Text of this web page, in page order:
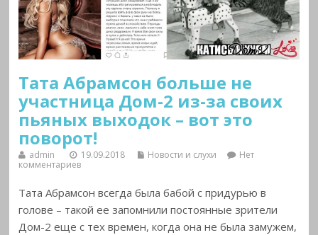
Тата Абрамсон больше не
участница Дом-2 из-за своих
пьяных выходок – вот это
поворот!
admin 19.09.2018 Новости и слухи
Нет
комментариев
Тата Абрамсон всегда была бабой с придурью в
голове – такой ее запомнили постоянные зрители
Дом-2 еще с тех времен, когда она не была замужем,